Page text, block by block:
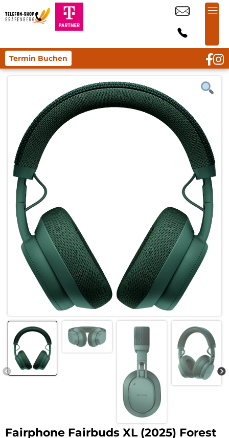
Termin Buchen
Fairphone Fairbuds XL (2025) Forest